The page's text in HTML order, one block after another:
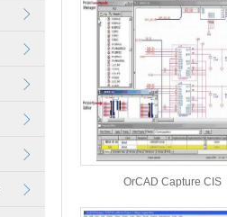
OrCAD Capture CIS